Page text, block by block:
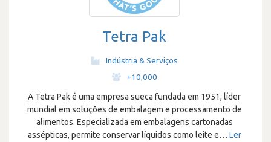
Tetra Pak
Indústria & Serviços
+10,000
A Tetra Pak é uma empresa sueca fundada em 1951, líder
mundial em soluções de embalagem e processamento de
alimentos. Especializada em embalagens cartonadas
assépticas, permite conservar líquidos como leite e… Ler